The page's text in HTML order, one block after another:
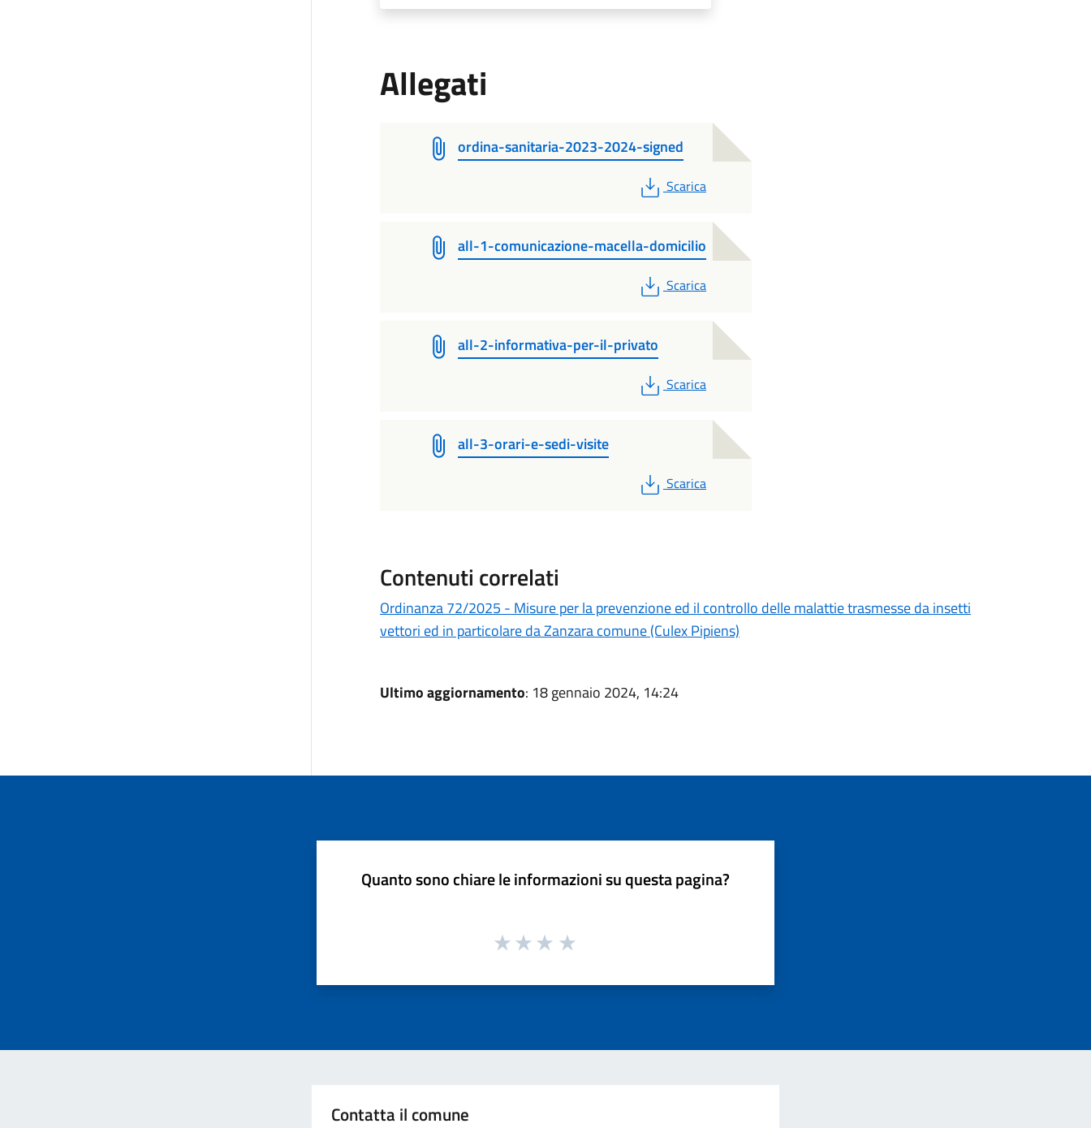
Allegati
ordina-sanitaria-2023-2024-signed
PDF
Scarica
all-1-comunicazione-macella-domicilio
PDF
Scarica
all-2-informativa-per-il-privato
PDF
Scarica
all-3-orari-e-sedi-visite
PDF
Scarica
Contenuti correlati
Ordinanza 72/2025 - Misure per la prevenzione ed il controllo delle malattie trasmesse da insetti
vettori ed in particolare da Zanzara comune (Culex Pipiens)
Ultimo aggiornamento: 18 gennaio 2024, 14:24
Quanto sono chiare le informazioni su questa pagina?
Contatta il comune